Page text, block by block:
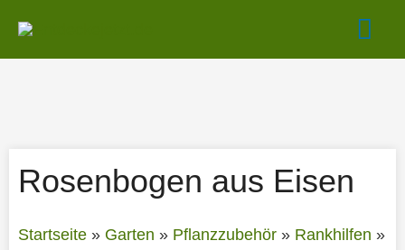
Inhalt
springen
Rosenbogen aus Eisen
Startseite» Garten » Pflanzzubehör» Rankhilfen »